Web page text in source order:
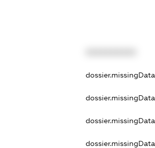
dossier.missingData
dossier.missingData
dossier.missingData
dossier.missingData